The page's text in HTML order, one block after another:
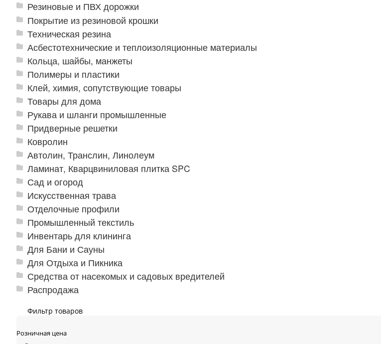
Фильтр товаров
Розничная цена
Резиновые и ПВХ дорожки
Покрытие из резиновой крошки
Техническая резина
Асбестотехнические и теплоизоляционные материалы
Кольца, шайбы, манжеты
Полимеры и пластики
Клей, химия, сопутствующие товары
Товары для дома
Рукава и шланги промышленные
Придверные решетки
Ковролин
Автолин, Транслин, Линолеум
Ламинат, Кварцвиниловая плитка SPC
Сад и огород
Искусственная трава
Отделочные профили
Промышленный текстиль
Инвентарь для клининга
Для Бани и Сауны
Для Отдыха и Пикника
Средства от насекомых и садовых вредителей
Распродажа